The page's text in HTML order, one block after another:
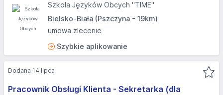
Szkoła Języków Obcych "TIME"
Bielsko-Biała (Pszczyna - 19km)
umowa zlecenie
Szybkie aplikowanie
Pracownik Obsługi Klienta - Sekretarka (dla
Dodana 14 lipca